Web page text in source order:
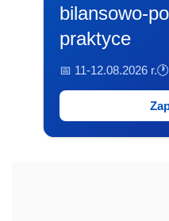
bilansowo-
praktyce
📅 11-12.08.2026 r.